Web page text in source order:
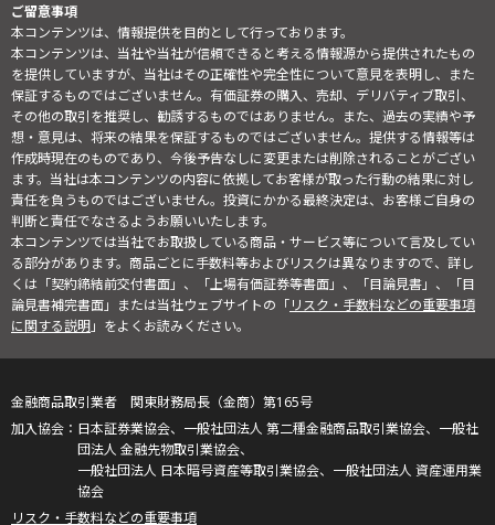
ご留意事項
本コンテンツは、情報提供を目的として行っております。
本コンテンツは、当社や当社が信頼できると考える情報源から提供されたもの
を提供していますが、当社はその正確性や完全性について意見を表明し、また
保証するものではございません。有価証券の購入、売却、デリバティブ取引、
その他の取引を推奨し、勧誘するものではありません。また、過去の実績や予
想・意見は、将来の結果を保証するものではございません。提供する情報等は
作成時現在のものであり、今後予告なしに変更または削除されることがござい
ます。当社は本コンテンツの内容に依拠してお客様が取った行動の結果に対し
責任を負うものではございません。投資にかかる最終決定は、お客様ご自身の
判断と責任でなさるようお願いいたします。
本コンテンツでは当社でお取扱している商品・サービス等について言及してい
る部分があります。商品ごとに手数料等およびリスクは異なりますので、詳し
くは「契約締結前交付書面」、「上場有価証券等書面」、「目論見書」、「目
論見書補完書面」または当社ウェブサイトの「リスク・手数料などの重要事項
に関する説明」をよくお読みください。
金融商品取引業者 関東財務局長（金商）第165号
日本証券業協会、一般社団法人 第二種金融商品取引業協会、一般社
団法人 金融先物取引業協会、
一般社団法人 日本暗号資産等取引業協会、一般社団法人 資産運用業
協会
リスク・手数料などの重要事項